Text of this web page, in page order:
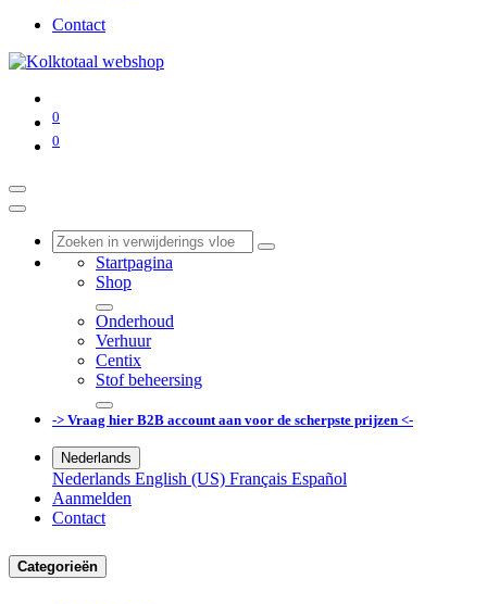
Contact
0
0
Startpagina
Shop
Onderhoud
Verhuur
Centix
Stof beheersing
-> Vraag hier B2B account aan voor de scherpste prijzen <-
Nederlands
Nederlands English (US) Français Español
Aanmelden
Contact
Categorieën